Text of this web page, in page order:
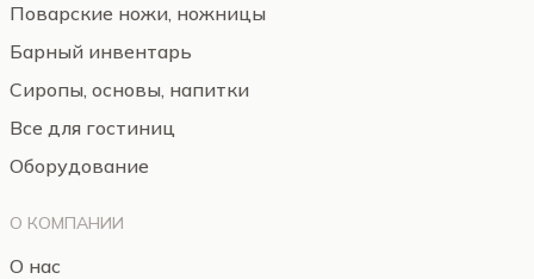
Поварские ножи, ножницы
Барный инвентарь
Сиропы, основы, напитки
Все для гостиниц
Оборудование
О КОМПАНИИ
О нас